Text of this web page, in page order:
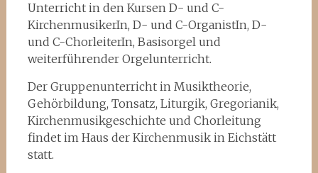
Unterricht in den Kursen D- und C-
KirchenmusikerIn, D- und C-OrganistIn, D-
und C-ChorleiterIn, Basisorgel und
weiterführender Orgelunterricht.
Der Gruppenunterricht in Musiktheorie,
Gehörbildung, Tonsatz, Liturgik, Gregorianik,
Kirchenmusikgeschichte und Chorleitung
findet im Haus der Kirchenmusik in Eichstätt
statt.